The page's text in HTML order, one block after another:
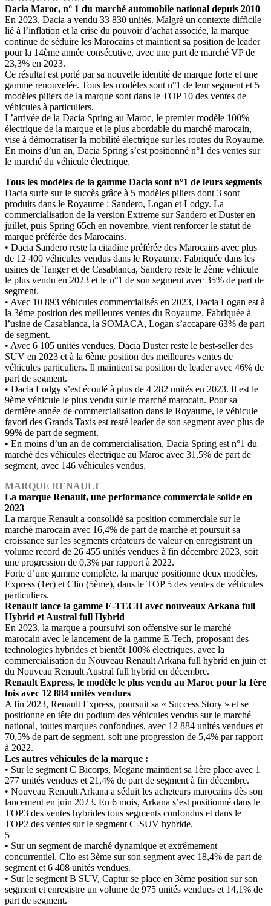
Dacia Maroc, n° 1 du marché automobile national depuis 2010
En 2023, Dacia a vendu 33 830 unités. Malgré un contexte difficile
lié à l’inflation et la crise du pouvoir d’achat associée, la marque
continue de séduire les Marocains et maintient sa position de leader
pour la 14ème année consécutive, avec une part de marché VP de
23,3% en 2023.
Ce résultat est porté par sa nouvelle identité de marque forte et une
gamme renouvelée. Tous les modèles sont n°1 de leur segment et 5
modèles piliers de la marque sont dans le TOP 10 des ventes de
véhicules à particuliers.
L’arrivée de la Dacia Spring au Maroc, le premier modèle 100%
électrique de la marque et le plus abordable du marché marocain,
vise à démocratiser la mobilité électrique sur les routes du Royaume.
En moins d’un an, Dacia Spring s’est positionné n°1 des ventes sur
le marché du véhicule électrique.
Tous les modèles de la gamme Dacia sont n°1 de leurs segments
Dacia surfe sur le succès grâce à 5 modèles piliers dont 3 sont
produits dans le Royaume : Sandero, Logan et Lodgy. La
commercialisation de la version Extreme sur Sandero et Duster en
juillet, puis Spring 65ch en novembre, vient renforcer le statut de
marque préférée des Marocains.
• Dacia Sandero reste la citadine préférée des Marocains avec plus
de 12 400 véhicules vendus dans le Royaume. Fabriquée dans les
usines de Tanger et de Casablanca, Sandero reste le 2ème véhicule
le plus vendu en 2023 et le n°1 de son segment avec 35% de part de
segment.
• Avec 10 893 véhicules commercialisés en 2023, Dacia Logan est à
la 3ème position des meilleures ventes du Royaume. Fabriquée à
l’usine de Casablanca, la SOMACA, Logan s’accapare 63% de part
de segment.
• Avec 6 105 unités vendues, Dacia Duster reste le best-seller des
SUV en 2023 et à la 6ème position des meilleures ventes de
véhicules particuliers. Il maintient sa position de leader avec 46% de
part de segment.
• Dacia Lodgy s’est écoulé à plus de 4 282 unités en 2023. Il est le
9ème véhicule le plus vendu sur le marché marocain. Pour sa
dernière année de commercialisation dans le Royaume, le véhicule
favori des Grands Taxis est resté leader de son segment avec plus de
99% de part de segment.
• En moins d’un an de commercialisation, Dacia Spring est n°1 du
marché des véhicules électrique au Maroc avec 31,5% de part de
segment, avec 146 véhicules vendus.
MARQUE RENAULT
La marque Renault, une performance commerciale solide en
2023
La marque Renault a consolidé sa position commerciale sur le
marché marocain avec 16,4% de part de marché et poursuit sa
croissance sur les segments créateurs de valeur en enregistrant un
volume record de 26 455 unités vendues à fin décembre 2023, soit
une progression de 0,3% par rapport à 2022.
Forte d’une gamme complète, la marque positionne deux modèles,
Express (1er) et Clio (5ème), dans le TOP 5 des ventes de véhicules
particuliers.
Renault lance la gamme E-TECH avec nouveaux Arkana full
Hybrid et Austral full Hybrid
En 2023, la marque a poursuivi son offensive sur le marché
marocain avec le lancement de la gamme E-Tech, proposant des
technologies hybrides et bientôt 100% électriques, avec la
commercialisation du Nouveau Renault Arkana full hybrid en juin et
du Nouveau Renault Austral full hybrid en décembre.
Renault Express, le modèle le plus vendu au Maroc pour la 1ère
fois avec 12 884 unités vendues
A fin 2023, Renault Express, poursuit sa « Success Story » et se
positionne en tête du podium des véhicules vendus sur le marché
national, toutes marques confondues, avec 12 884 unités vendues et
70,5% de part de segment, soit une progression de 5,4% par rapport
à 2022.
Les autres véhicules de la marque :
• Sur le segment C Bicorps, Megane maintient sa 1ère place avec 1
277 unités vendues et 21,4% de part de segment à fin décembre.
• Nouveau Renault Arkana a séduit les acheteurs marocains dès son
lancement en juin 2023. En 6 mois, Arkana s’est positionné dans le
TOP3 des ventes hybrides tous segments confondus et dans le
TOP2 des ventes sur le segment C-SUV hybride.
5
• Sur un segment de marché dynamique et extrêmement
concurrentiel, Clio est 3ème sur son segment avec 18,4% de part de
segment et 6 408 unités vendues.
• Sur le segment B SUV, Captur se place en 3ème position sur son
segment et enregistre un volume de 975 unités vendues et 14,1% de
part de segment.